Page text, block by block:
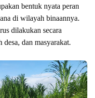
bentuk nyata peran
di wilayah binaannya.
dilakukan secara
desa, dan masyarakat.